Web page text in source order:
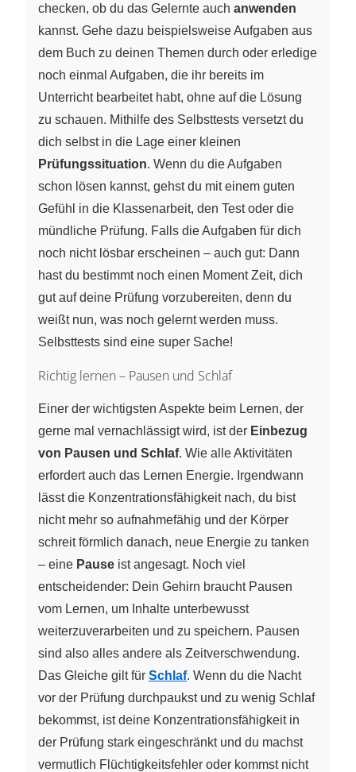
checken, ob du das Gelernte auch anwenden
kannst. Gehe dazu beispielsweise Aufgaben aus
dem Buch zu deinen Themen durch oder erledige
noch einmal Aufgaben, die ihr bereits im
Unterricht bearbeitet habt, ohne auf die Lösung
zu schauen. Mithilfe des Selbsttests versetzt du
dich selbst in die Lage einer kleinen
Prüfungssituation. Wenn du die Aufgaben
schon lösen kannst, gehst du mit einem guten
Gefühl in die Klassenarbeit, den Test oder die
mündliche Prüfung. Falls die Aufgaben für dich
noch nicht lösbar erscheinen – auch gut: Dann
hast du bestimmt noch einen Moment Zeit, dich
gut auf deine Prüfung vorzubereiten, denn du
weißt nun, was noch gelernt werden muss.
Selbsttests sind eine super Sache!
Richtig lernen – Pausen und Schlaf
Einer der wichtigsten Aspekte beim Lernen, der
gerne mal vernachlässigt wird, ist der Einbezug
von Pausen und Schlaf. Wie alle Aktivitäten
erfordert auch das Lernen Energie. Irgendwann
lässt die Konzentrationsfähigkeit nach, du bist
nicht mehr so aufnahmefähig und der Körper
schreit förmlich danach, neue Energie zu tanken
– eine Pause ist angesagt. Noch viel
entscheidender: Dein Gehirn braucht Pausen
vom Lernen, um Inhalte unterbewusst
weiterzuverarbeiten und zu speichern. Pausen
sind also alles andere als Zeitverschwendung.
Das Gleiche gilt für Schlaf. Wenn du die Nacht
vor der Prüfung durchpaukst und zu wenig Schlaf
bekommst, ist deine Konzentrationsfähigkeit in
der Prüfung stark eingeschränkt und du machst
vermutlich Flüchtigkeitsfehler oder kommst nicht